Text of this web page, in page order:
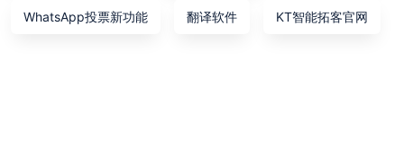
WhatsApp投票新功能 翻译软件 KT智能拓客官网